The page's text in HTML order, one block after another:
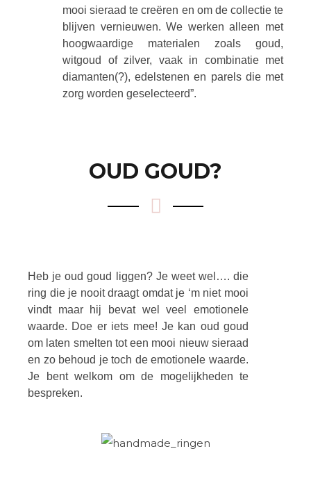
mooi sieraad te creëren en om de collectie te
blijven vernieuwen. We werken alleen met
hoogwaardige materialen zoals goud,
witgoud of zilver, vaak in combinatie met
diamanten(?), edelstenen en parels die met
zorg worden geselecteerd”.
OUD GOUD?
Heb je oud goud liggen? Je weet wel…. die
ring die je nooit draagt omdat je ‘m niet mooi
vindt maar hij bevat wel veel emotionele
waarde. Doe er iets mee! Je kan oud goud
om laten smelten tot een mooi nieuw sieraad
en zo behoud je toch de emotionele waarde.
Je bent welkom om de mogelijkheden te
bespreken.